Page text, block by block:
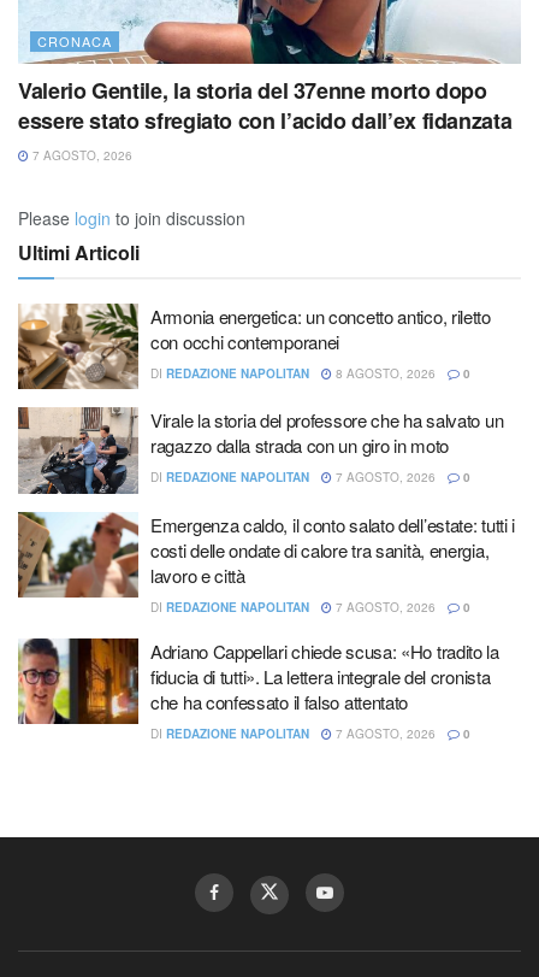
CRONACA
Valerio Gentile, la storia del 37enne morto dopo
essere stato sfregiato con l’acido dall’ex fidanzata
7 AGOSTO, 2026
Please login to join discussion
Ultimi Articoli
Armonia energetica: un concetto antico, riletto
con occhi contemporanei
DI REDAZIONE NAPOLITAN 8 AGOSTO, 2026 0
Virale la storia del professore che ha salvato un
ragazzo dalla strada con un giro in moto
DI REDAZIONE NAPOLITAN 7 AGOSTO, 2026 0
Emergenza caldo, il conto salato dell’estate: tutti i
costi delle ondate di calore tra sanità, energia,
lavoro e città
DI REDAZIONE NAPOLITAN 7 AGOSTO, 2026 0
Adriano Cappellari chiede scusa: «Ho tradito la
fiducia di tutti». La lettera integrale del cronista
che ha confessato il falso attentato
DI REDAZIONE NAPOLITAN 7 AGOSTO, 2026 0